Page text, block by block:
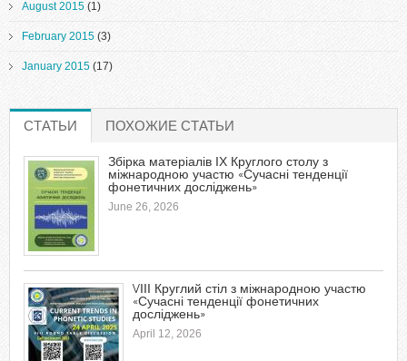
August 2015 (1)
February 2015 (3)
January 2015 (17)
СТАТЬИ (ACTIVE TAB)
ПОХОЖИЕ СТАТЬИ
Збірка матеріалів ІХ Круглого столу з
міжнародною участю «Сучасні тенденції
фонетичних досліджень»
June 26, 2026
VІІІ Круглий стіл з міжнародною участю
«Сучасні тенденції фонетичних
досліджень»
April 12, 2026